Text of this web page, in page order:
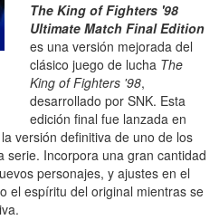
The King of Fighters '98
Ultimate Match Final Edition
es una versión mejorada del
clásico juego de lucha The
King of Fighters '98,
desarrollado por SNK. Esta
edición final fue lanzada en
versión definitiva de uno de los
serie. Incorpora una gran cantidad
personajes, y ajustes en el
el espíritu del original mientras se